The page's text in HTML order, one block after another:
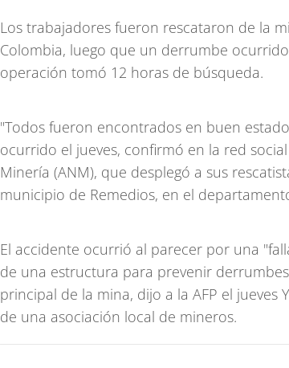
Los trabajadores fueron rescataron de la
Colombia, luego que un derrumbe
operación tomó 12 horas de búsqueda.
"Todos fueron encontrados en buen
ocurrido el jueves, confirmó en la red
Minería (ANM), que desplegó a sus
municipio de Remedios, en el
El accidente ocurrió al parecer por una
de una estructura para prevenir
principal de la mina, dijo a la AFP el jueves
de una asociación local de mineros.